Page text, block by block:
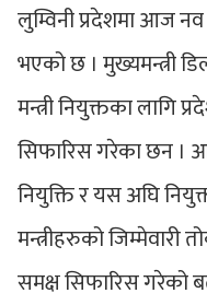
लुम्विनी प्रदेशमा आज
भएको छ । मुख्यमन्त्री
मन्त्री नियुक्तका लागि
सिफारिस गरेका छन ।
नियुक्ति र यस अघि
मन्त्रीहरुको जिम्मेवारी
समक्ष सिफारिस गरेको